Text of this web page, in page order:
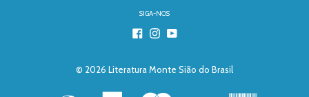
SIGA-NOS
Facebook
Instagram
YouTube
© 2026 Literatura Monte Sião do Brasil